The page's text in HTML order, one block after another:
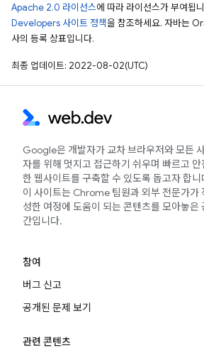
Apache 2.0 라이선스에 따라 라이선스가 부여됩
Developers 사이트 정책을 참조하세요. 자바는
사의 등록 상표입니다.
최종 업데이트: 2022-08-02(UTC)
Google은 개발자가 교차 브라우저와 모든
자를 위해 멋지고 접근하기 쉬우며 빠르고 안
한 웹사이트를 구축할 수 있도록 돕고자 합니
이 사이트는 Chrome 팀원과 외부 전문가가
성한 여정에 도움이 되는 콘텐츠를 모아놓은
간입니다.
참여
버그 신고
공개된 문제 보기
관련 콘텐츠